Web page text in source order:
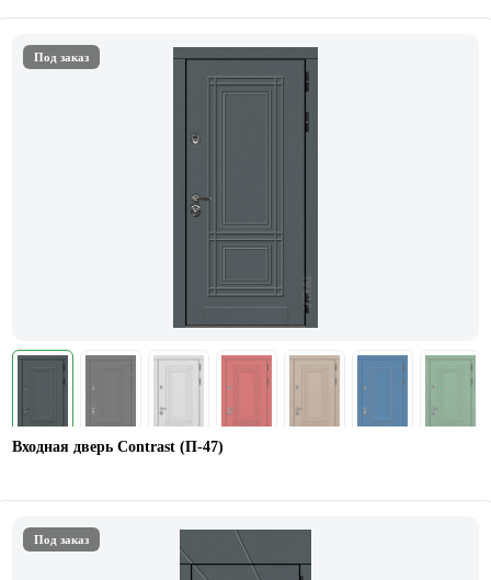
Под заказ
Входная дверь Contrast (П-47)
Под заказ